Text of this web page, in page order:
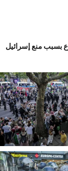
بسبب منع إسرائيل